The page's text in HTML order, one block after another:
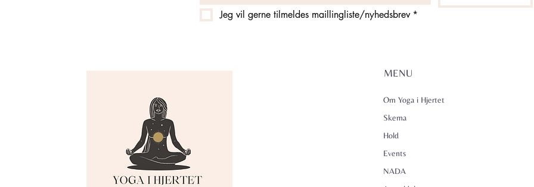
Jeg vil gerne tilmeldes maillingliste/nyhedsbrev *
MENU
Om Yoga i Hjertet
Skema
Hold
Events
NADA